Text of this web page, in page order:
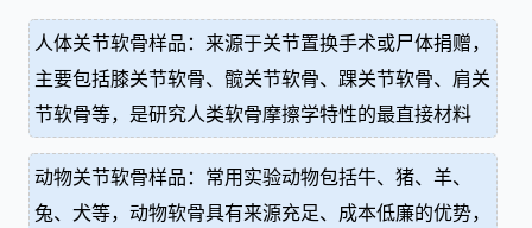
人体关节软骨样品：来源于关节置换手术或尸体捐赠，
主要包括膝关节软骨、髋关节软骨、踝关节软骨、肩关
节软骨等，是研究人类软骨摩擦学特性的最直接材料
动物关节软骨样品：常用实验动物包括牛、猪、羊、
兔、犬等，动物软骨具有来源充足、成本低廉的优势，